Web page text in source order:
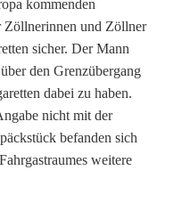
kommenden
Zöllnerinnen und Zöllner
sicher. Der Mann
den Grenzübergang
dabei zu haben.
nicht mit der
befanden sich
weitere